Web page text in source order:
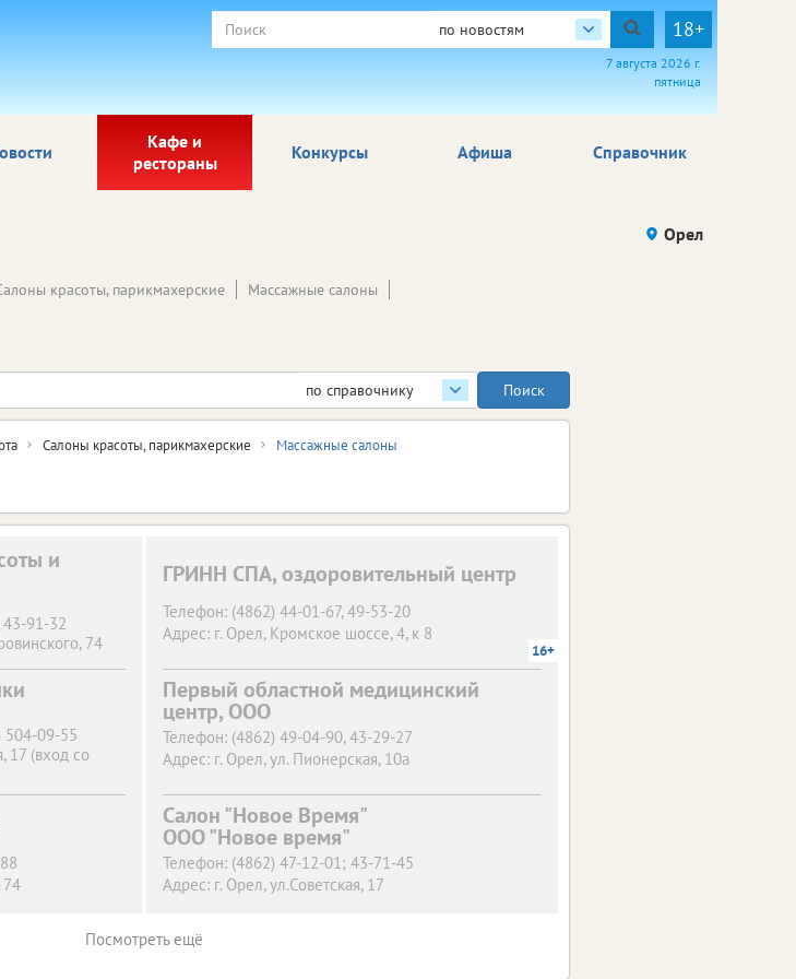
по новостям 18+
7 августа 2026 г.
пятница
Кафе и
рестораны
Афиша Справочник
Конкурсы
Орел
по справочнику
красоты, парикмахерские Массажные салоны
Салоны красоты, парикмахерские Массажные салоны
и
91-32
74
ГРИНН СПА, оздоровительный центр
Телефон: (4862) 44-01-67, 49-53-20
Адрес: г. Орел, Кромское шоссе, 4, к 8
16+
504-09-55
17 (вход со
Первый областной медицинский
центр, ООО
Телефон: (4862) 49-04-90, 43-29-27
Адрес: г. Орел, ул. Пионерская, 10а
74
Салон "Новое Время"
ООО "Новое время"
Телефон: (4862) 47-12-01; 43-71-45
Адрес: г. Орел, ул.Советская, 17
Посмотреть ещё